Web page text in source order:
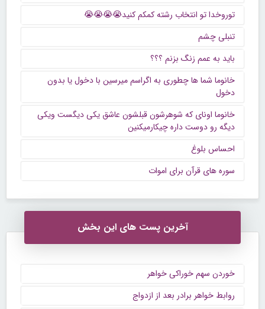
توروخدا تو انتخاب رشته کمکم کنید😭😭😭😭
تنبلی چشم
باید به عمم زنگ بزنم ؟؟؟
خانوما شما ها چطوری به اگراسم میرسین با دخول یا بدون
دخول
خانوما اونای که شوهرشون قبلشون عاشق یکی دیگست ویکی
دیگه رو دوست داره چیکارمیکنین
احساس بلوغ
سوره های قرآن برای اموات
آخرین پست های این بخش
خوردن سهم خوراکی خواهر
روابط خواهر برادر بعد از ازدواج